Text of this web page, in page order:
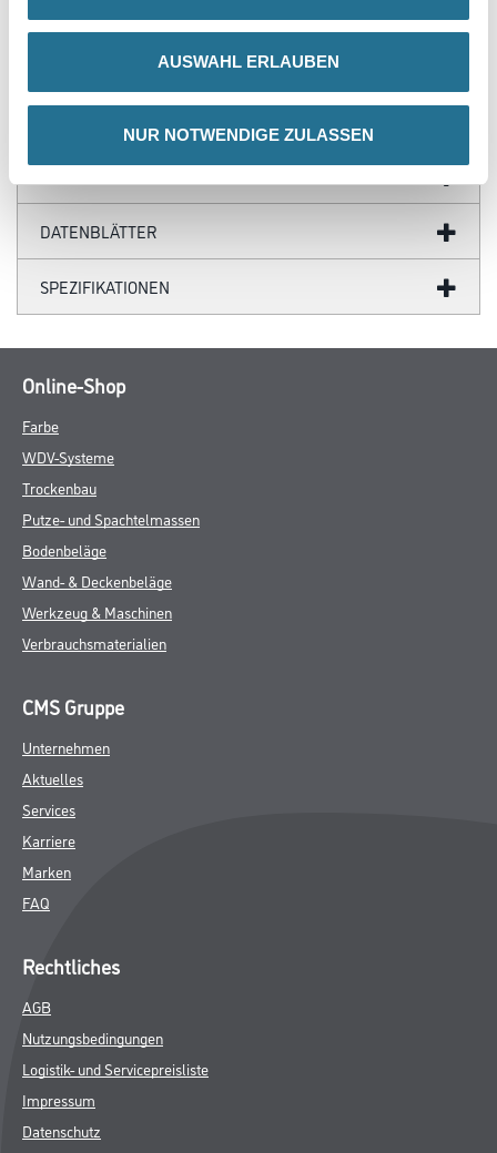
AUSWAHL ERLAUBEN
NUR NOTWENDIGE ZULASSEN
DATENBLÄTTER
SPEZIFIKATIONEN
Online-Shop
Farbe
WDV-Systeme
Trockenbau
Putze- und Spachtelmassen
Bodenbeläge
Wand- & Deckenbeläge
Werkzeug & Maschinen
Verbrauchsmaterialien
CMS Gruppe
Unternehmen
Aktuelles
Services
Karriere
Marken
FAQ
Rechtliches
AGB
Nutzungsbedingungen
Logistik- und Servicepreisliste
Impressum
Datenschutz